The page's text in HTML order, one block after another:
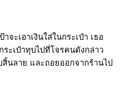
ะเอาเงินใส่ในกระเป๋า เธอ
ะเป๋าทุบไปที่โจรคนดังกล่าว
นลาย และถอยออกจากร้านไป